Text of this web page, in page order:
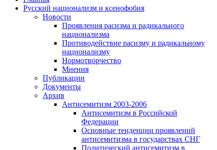
Русский национализм и ксенофобия
Новости
Проявления расизма и радикального
национализма
Противодействие расизму и радикальному
национализму
Нормотворчество
Мнения
Публикации
Документы
Архив
Антисемитизм 2003-2006
Антисемитизм в Российской
Федерации
Основные тенденции проявлений
антисемитизма в государствах СНГ
Политический антисемитизм в